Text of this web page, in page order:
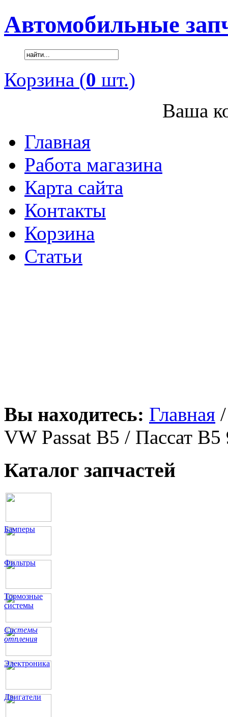
Автомобильные
Корзина (0 шт.)
Ваша
Главная
Работа магазина
Карта сайта
Контакты
Корзина
Статьи
Вы находитесь: Главная
VW Passat B5 / Пассат
Каталог запчастей
Бамперы
Фильтры
Тормозные
системы
Системы
отпления
Электроника
Двигатели